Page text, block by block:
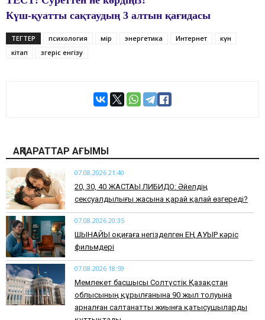
Күш-қуатты сақтаудың 3 алтын қағидасы
ТЕГТЕР психология өмір энергетика Интернет
күн
кітап
өзгеріс енгізу
АҚПАРАТТАР АҒЫМЫ
07.08.2026 21:40
​20, 30, 40 ЖАСТАҒЫ ЛИБИДО: Әйелдің
сексуалдылығы жасына қарай қалай өзгереді?
07.08.2026 20:35
​ШЫНАЙЫ оқиғаға негізделген ЕҢ АУЫР кәріс
фильмдері
07.08.2026 18:59
Мемлекет басшысы Солтүстік Қазақстан
облысының құрылғанына 90 жыл толуына
арналған салтанатты жиынға қатысушыларды